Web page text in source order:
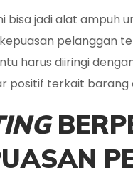
bisa jadi alat ampuh
pelanggan
harus diiringi
positif terkait barang